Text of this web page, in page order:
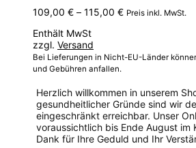
109,00 € – 115,00 €Preisspanne:
Preis inkl. MwSt.
Enthält MwSt
zzgl. Versand
Bei Lieferungen in Nicht-EU-Länder
und Gebühren anfallen.
Herzlich willkommen in unserem
gesundheitlicher Gründe sind wir
eingeschränkt erreichbar. Unser
voraussichtlich bis Ende August im
Dank für Ihre Geduld und Ihr